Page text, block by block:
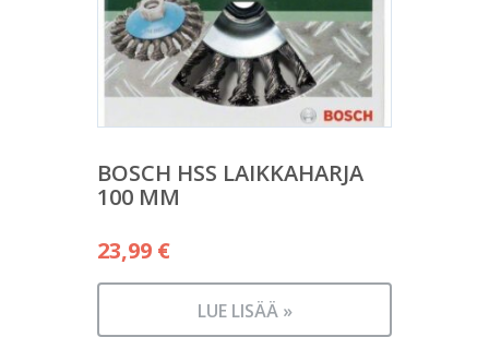
BOSCH HSS LAIKKAHARJA
100 MM
23,99 €
LUE LISÄÄ »